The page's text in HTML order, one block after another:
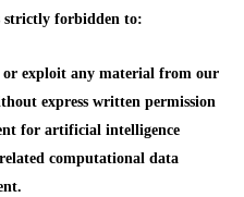
strictly forbidden to:
exploit any material from our
express written permission
for artificial intelligence
computational data